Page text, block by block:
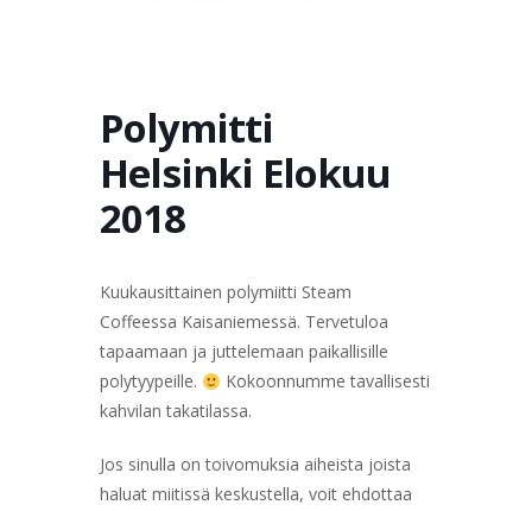
Polymitti
Helsinki Elokuu
2018
Kuukausittainen polymiitti Steam
Coffeessa Kaisaniemessä. Tervetuloa
tapaamaan ja juttelemaan paikallisille
polytyypeille.
Kokoonnumme tavallisesti
kahvilan takatilassa.
Jos sinulla on toivomuksia aiheista joista
haluat miitissä keskustella, voit ehdottaa